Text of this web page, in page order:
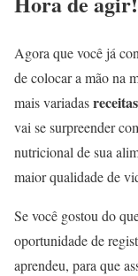
Agora que você já
de colocar a mão na
mais variadas
vai se surpreender
nutricional de sua
maior qualidade de
Se você gostou do
oportunidade de
aprendeu, para que